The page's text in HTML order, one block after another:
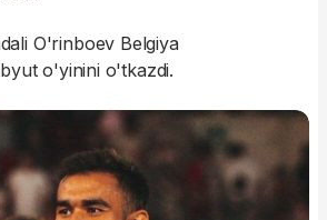
O'rinboev Belgiya
o'yinini o'tkazdi.